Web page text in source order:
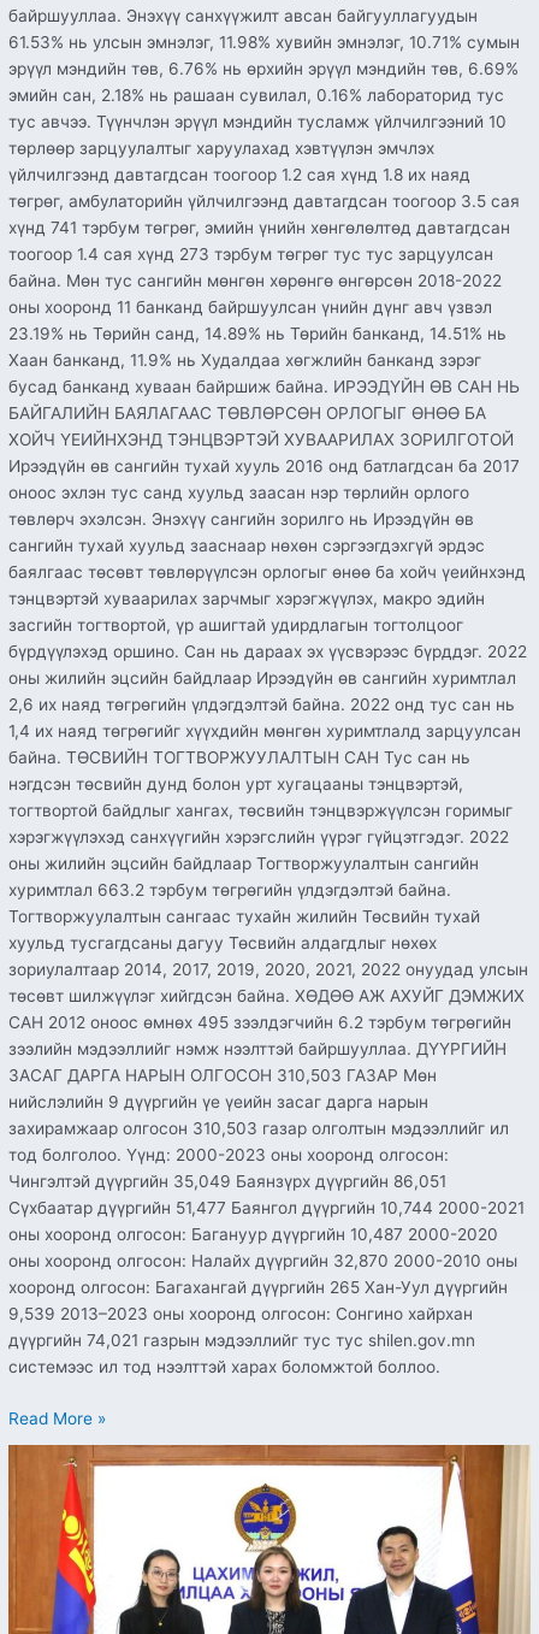
байршууллаа. Энэхүү санхүүжилт авсан байгууллагуудын
61.53% нь улсын эмнэлэг, 11.98% хувийн эмнэлэг, 10.71% сумын
эрүүл мэндийн төв, 6.76% нь өрхийн эрүүл мэндийн төв, 6.69%
эмийн сан, 2.18% нь рашаан сувилал, 0.16% лабораторид тус
тус авчээ. Түүнчлэн эрүүл мэндийн тусламж үйлчилгээний 10
төрлөөр зарцуулалтыг харуулахад хэвтүүлэн эмчлэх
үйлчилгээнд давтагдсан тоогоор 1.2 сая хүнд 1.8 их наяд
төгрөг, амбулаторийн үйлчилгээнд давтагдсан тоогоор 3.5 сая
хүнд 741 тэрбум төгрөг, эмийн үнийн хөнгөлөлтөд давтагдсан
тоогоор 1.4 сая хүнд 273 тэрбум төгрөг тус тус зарцуулсан
байна. Мөн тус сангийн мөнгөн хөрөнгө өнгөрсөн 2018-2022
оны хооронд 11 банканд байршуулсан үнийн дүнг авч үзвэл
23.19% нь Төрийн санд, 14.89% нь Төрийн банканд, 14.51% нь
Хаан банканд, 11.9% нь Худалдаа хөгжлийн банканд зэрэг
бусад банканд хуваан байршиж байна. ИРЭЭДҮЙН ӨВ САН НЬ
БАЙГАЛИЙН БАЯЛАГААС ТӨВЛӨРСӨН ОРЛОГЫГ ӨНӨӨ БА
ХОЙЧ ҮЕИЙНХЭНД ТЭНЦВЭРТЭЙ ХУВААРИЛАХ ЗОРИЛГОТОЙ
Ирээдүйн өв сангийн тухай хууль 2016 онд батлагдсан ба 2017
оноос эхлэн тус санд хуульд заасан нэр төрлийн орлого
төвлөрч эхэлсэн. Энэхүү сангийн зорилго нь Ирээдүйн өв
сангийн тухай хуульд зааснаар нөхөн сэргээгдэхгүй эрдэс
баялгаас төсөвт төвлөрүүлсэн орлогыг өнөө ба хойч үеийнхэнд
тэнцвэртэй хуваарилах зарчмыг хэрэгжүүлэх, макро эдийн
засгийн тогтвортой, үр ашигтай удирдлагын тогтолцоог
бүрдүүлэхэд оршино. Сан нь дараах эх үүсвэрээс бүрддэг. 2022
оны жилийн эцсийн байдлаар Ирээдүйн өв сангийн хуримтлал
2,6 их наяд төгрөгийн үлдэгдэлтэй байна. 2022 онд тус сан нь
1,4 их наяд төгрөгийг хүүхдийн мөнгөн хуримтлалд зарцуулсан
байна. ТӨСВИЙН ТОГТВОРЖУУЛАЛТЫН САН Тус сан нь
нэгдсэн төсвийн дунд болон урт хугацааны тэнцвэртэй,
тогтвортой байдлыг хангах, төсвийн тэнцвэржүүлсэн горимыг
хэрэгжүүлэхэд санхүүгийн хэрэгслийн үүрэг гүйцэтгэдэг. 2022
оны жилийн эцсийн байдлаар Тогтворжуулалтын сангийн
хуримтлал 663.2 тэрбум төгрөгийн үлдэгдэлтэй байна.
Тогтворжуулалтын сангаас тухайн жилийн Төсвийн тухай
хуульд тусгагдсаны дагуу Төсвийн алдагдлыг нөхөх
зориулалтаар 2014, 2017, 2019, 2020, 2021, 2022 онуудад улсын
төсөвт шилжүүлэг хийгдсэн байна. ХӨДӨӨ АЖ АХУЙГ ДЭМЖИХ
САН 2012 оноос өмнөх 495 зээлдэгчийн 6.2 тэрбум төгрөгийн
зээлийн мэдээллийг нэмж нээлттэй байршууллаа. ДҮҮРГИЙН
ЗАСАГ ДАРГА НАРЫН ОЛГОСОН 310,503 ГАЗАР Мөн
нийслэлийн 9 дүүргийн үе үеийн засаг дарга нарын
захирамжаар олгосон 310,503 газар олголтын мэдээллийг ил
тод болголоо. Үүнд: 2000-2023 оны хооронд олгосон:
Чингэлтэй дүүргийн 35,049 Баянзүрх дүүргийн 86,051
Сүхбаатар дүүргийн 51,477 Баянгол дүүргийн 10,744 2000-2021
оны хооронд олгосон: Багануур дүүргийн 10,487 2000-2020
оны хооронд олгосон: Налайх дүүргийн 32,870 2000-2010 оны
хооронд олгосон: Багахангай дүүргийн 265 Хан-Уул дүүргийн
9,539 2013–2023 оны хооронд олгосон: Сонгино хайрхан
дүүргийн 74,021 газрын мэдээллийг тус тус shilen.gov.mn
системээс ил тод нээлттэй харах боломжтой боллоо.
Read More »
ХӨГЖИЛ
ХАРИЛЦАА
ХОЛБООНЫ
“ПИПЛ